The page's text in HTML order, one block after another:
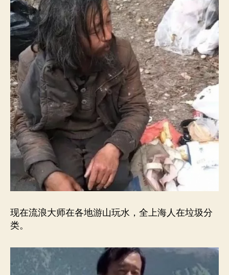
现在流浪大师在各地游山玩水，全上海人在垃圾分
类。